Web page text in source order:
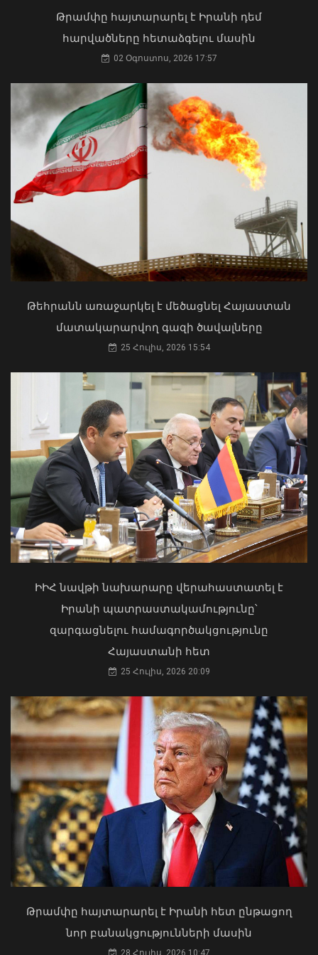
ԳՇ պետը ժամկետային
զինծառայողների հետ քննարկել է
բարձրացման հարցերը
06 Օգոստոս, 2026 16:09
Կառավարությունը շուրջ 5.6 մլրդ դրամ
կուղղի 61 մանկապարտեզի
շինարարական ծրագրերին
06 Օգոստոս, 2026 15:34
ՍԱՏՄ-ն կասեցրել է «Քաղցր հեքիաթ»
ըմպելիքների արտադրամասի
գործունեությունը
06 Օգոստոս, 2026 15:15
ՀՀ երկաթուղին ազգային
ռազմավարական սեփականություն է
և պետք է կառավարվի ՀՀ
Բաբաջանյան
31 Հուլիս, 2026 12:08
Մկրտության արարողությունից հետո
Արտաշատում 14 մարդ թունավորման
02 Օգոստոս, 2026 15:06
Երևանի Կենտրոնում պետության
սեփականության իրավունքն է
վերականգնվել 51,9 քմ նկուղային
տարածքի և հողամասի նկատմամբ
31 Հուլիս, 2026 15:26
Թրամփը հայտարարել է Իրանի դեմ
հարվածները հետաձգելու մասին
02 Օգոստոս, 2026 17:57
Թեհրանն առաջարկել է մեծացնել Հայաստան
մատակարարվող գազի ծավալները
25 Հուլիս, 2026 15:54
ԻԻՀ նավթի նախարարը վերահաստատել է
Իրանի պատրաստակամությունը՝
զարգացնելու համագործակցությունը
Հայաստանի հետ
25 Հուլիս, 2026 20:09
Թրամփը հայտարարել է Իրանի հետ ընթացող
նոր բանակցությունների մասին